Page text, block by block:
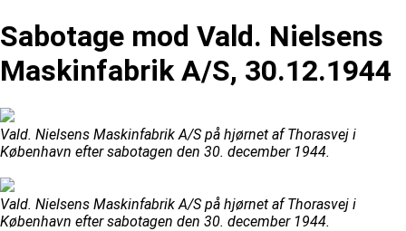
Sabotage mod Vald. Nielsens
Maskinfabrik A/S, 30.12.1944
Vald. Nielsens Maskinfabrik A/S på hjørnet af Thorasvej i
København efter sabotagen den 30. december 1944.
Vald. Nielsens Maskinfabrik A/S på hjørnet af Thorasvej i
København efter sabotagen den 30. december 1944.